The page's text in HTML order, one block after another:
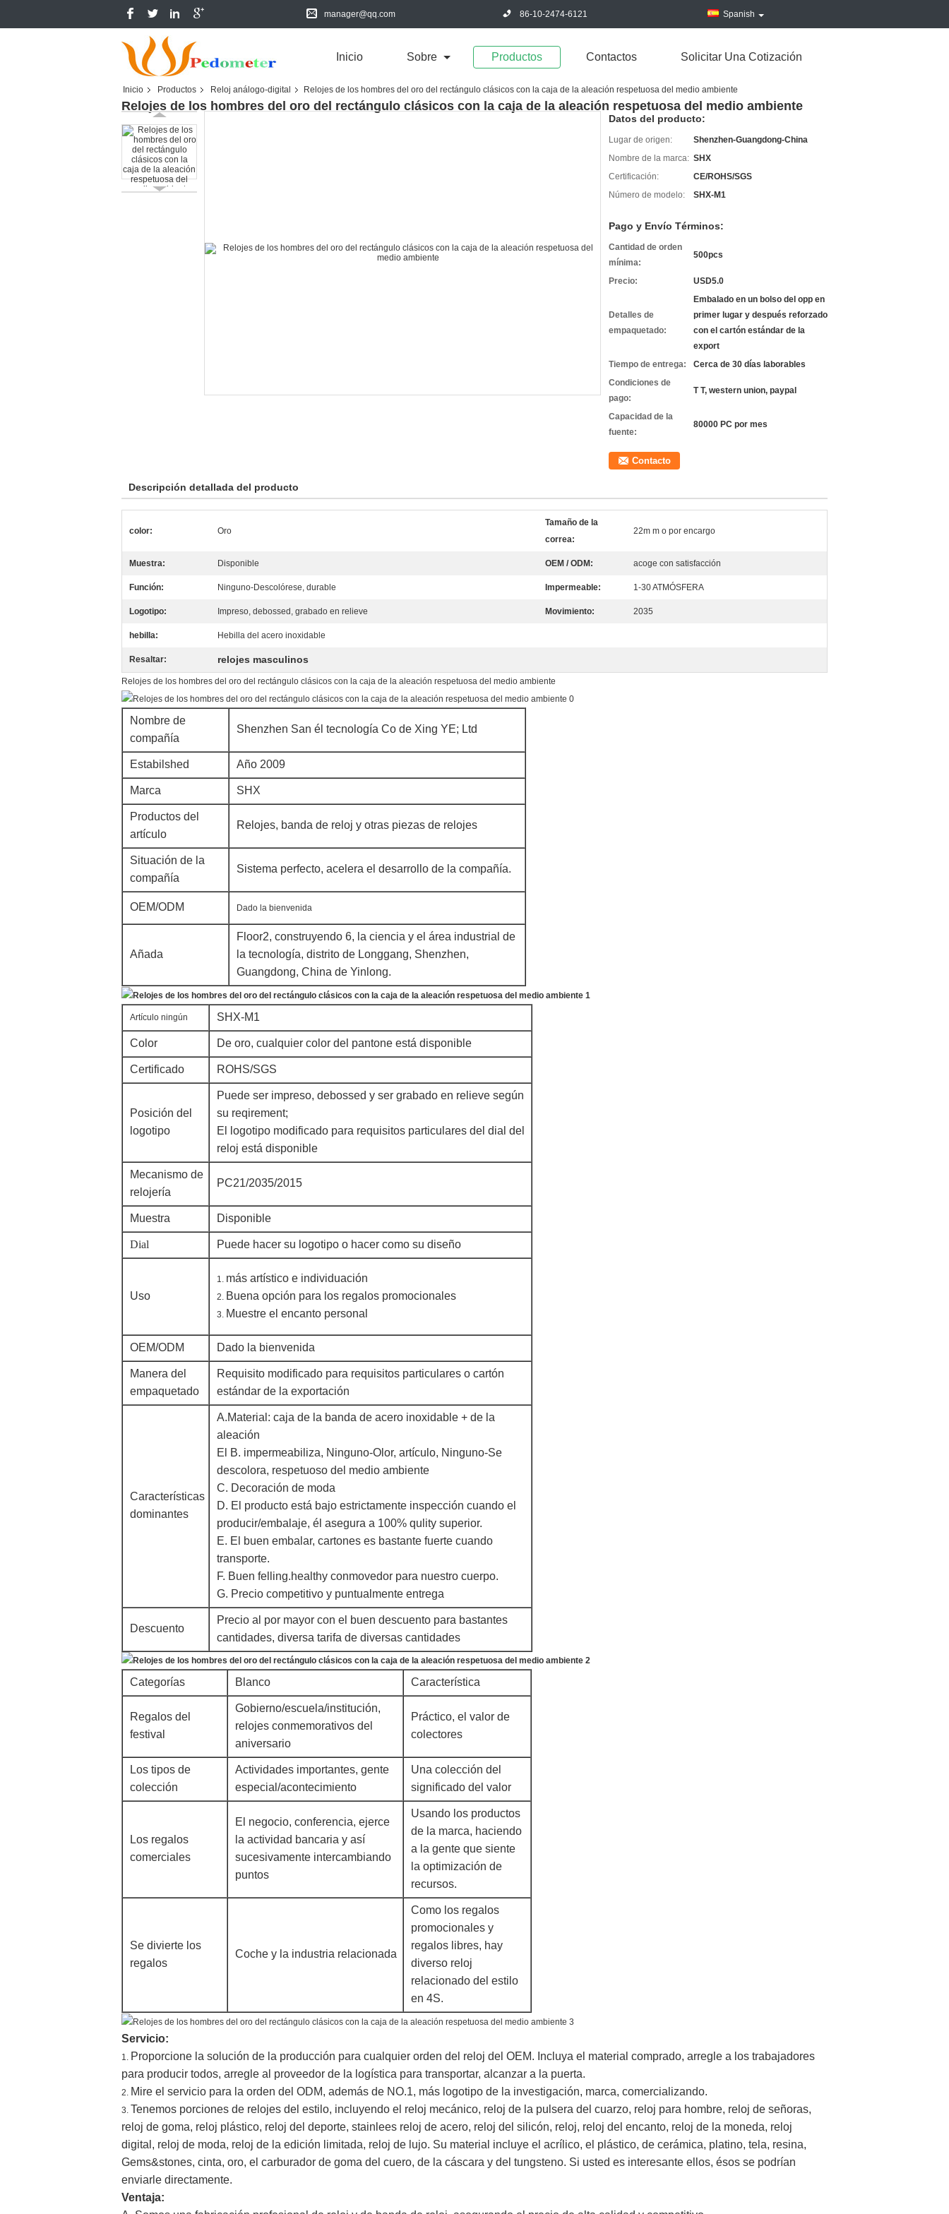
manager@qq.com 86-10-2474-6121 Spanish
Inicio Sobre Productos Contactos Solicitar Una Cotización
Inicio Productos Reloj análogo-digital Relojes de los hombres del oro del rectángulo clásicos con la caja de la aleación respetuosa del medio ambiente
Relojes de los hombres del oro del rectángulo clásicos con la caja de la aleación respetuosa del medio ambiente
Datos del producto:
Lugar de origen:
Shenzhen-Guangdong-China
Nombre de la marca: SHX
Certificación:
CE/ROHS/SGS
Número de modelo:
SHX-M1
Pago y Envío Términos:
Cantidad de orden
mínima:
500pcs
Precio: USD5.0
Detalles de
empaquetado:
Embalado en un bolso del opp en
primer lugar y después reforzado
con el cartón estándar de la
export
Tiempo de entrega:
Cerca de 30 días laborables
Condiciones de
pago:
T T, western union, paypal
Capacidad de la
fuente:
80000 PC por mes
Contacto
Descripción detallada del producto
color: Oro
Tamaño de la
correa:
22m m o por encargo
Muestra: Disponible OEM / ODM: acoge con satisfacción
Función: Ninguno-Descolórese, durable Impermeable: 1-30 ATMÓSFERA
Logotipo: Impreso, debossed, grabado en relieve Movimiento: 2035
hebilla: Hebilla del acero inoxidable
Resaltar: relojes masculinos
Relojes de los hombres del oro del rectángulo clásicos con la caja de la aleación respetuosa del medio ambiente
Nombre de
compañía
Shenzhen San él tecnología Co de Xing YE; Ltd
Estabilshed Año 2009
Marca SHX
Productos del
artículo
Relojes, banda de reloj y otras piezas de relojes
Situación de la
compañía
Sistema perfecto, acelera el desarrollo de la compañía.
OEM/ODM Dado la bienvenida
Añada
Floor2, construyendo 6, la ciencia y el área industrial de
la tecnología, distrito de Longgang, Shenzhen,
Guangdong, China de Yinlong.
Artículo ningún SHX-M1
Color De oro, cualquier color del pantone está disponible
Certificado ROHS/SGS
Posición del
logotipo
Puede ser impreso, debossed y ser grabado en relieve según
su reqirement;
El logotipo modificado para requisitos particulares del dial del
reloj está disponible
Mecanismo de
relojería
PC21/2035/2015
Muestra Disponible
Dial Puede hacer su logotipo o hacer como su diseño
Uso
1. más artístico e individuación
2. Buena opción para los regalos promocionales
3. Muestre el encanto personal
OEM/ODM Dado la bienvenida
Manera del
empaquetado
Requisito modificado para requisitos particulares o cartón
estándar de la exportación
Características
dominantes
A.Material: caja de la banda de acero inoxidable + de la
aleación
El B. impermeabiliza, Ninguno-Olor, artículo, Ninguno-Se
descolora, respetuoso del medio ambiente
C. Decoración de moda
D. El producto está bajo estrictamente inspección cuando el
producir/embalaje, él asegura a 100% qulity superior.
E. El buen embalar, cartones es bastante fuerte cuando
transporte.
F. Buen felling.healthy conmovedor para nuestro cuerpo.
G. Precio competitivo y puntualmente entrega
Descuento
Precio al por mayor con el buen descuento para bastantes
cantidades, diversa tarifa de diversas cantidades
Categorías Blanco Característica
Regalos del
festival
Gobierno/escuela/institución,
relojes conmemorativos del
aniversario
Práctico, el valor de
colectores
Los tipos de
colección
Actividades importantes, gente
especial/acontecimiento
Una colección del
significado del valor
Los regalos
comerciales
El negocio, conferencia, ejerce
la actividad bancaria y así
sucesivamente intercambiando
puntos
Usando los productos
de la marca, haciendo
a la gente que siente
la optimización de
recursos.
Se divierte los
regalos
Coche y la industria relacionada
Como los regalos
promocionales y
regalos libres, hay
diverso reloj
relacionado del estilo
en 4S.
Servicio:
1. Proporcione la solución de la producción para cualquier orden del reloj del OEM. Incluya el material comprado, arregle a los trabajadores
para producir todos, arregle al proveedor de la logística para transportar, alcanzar a la puerta.
2. Mire el servicio para la orden del ODM, además de NO.1, más logotipo de la investigación, marca, comercializando.
3. Tenemos porciones de relojes del estilo, incluyendo el reloj mecánico, reloj de la pulsera del cuarzo, reloj para hombre, reloj de señoras,
reloj de goma, reloj plástico, reloj del deporte, stainlees reloj de acero, reloj del silicón, reloj, reloj del encanto, reloj de la moneda, reloj
digital, reloj de moda, reloj de la edición limitada, reloj de lujo. Su material incluye el acrílico, el plástico, de cerámica, platino, tela, resina,
Gems&stones, cinta, oro, el carburador de goma del cuero, de la cáscara y del tungsteno. Si usted es interesante ellos, ésos se podrían
enviarle directamente.
Ventaja: